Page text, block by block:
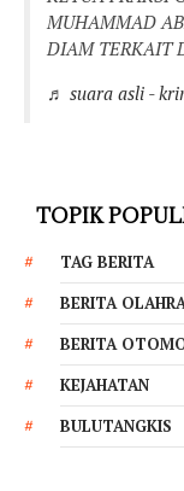
MUHAMMAD
DIAM TERKAIT
♬ suara asli -
TOPIK
TAG BERITA
BERITA
BERITA
KEJAHATAN
BULUTANGKIS